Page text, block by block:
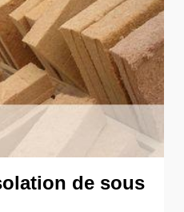
de sous